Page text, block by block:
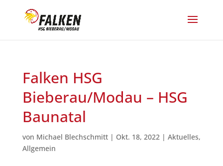
Falken HSG
Bieberau/Modau – HSG
Baunatal
von Michael Blechschmitt| Okt. 18, 2022| Aktuelles,
Allgemein